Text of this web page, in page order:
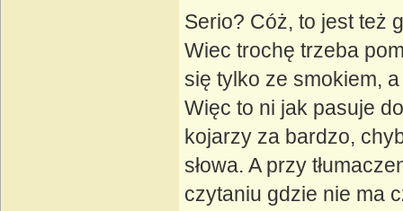
Serio? Cóż, to jest też
Wiec trochę trzeba
się tylko ze smokiem,
Więc to ni jak pasuje
kojarzy za bardzo,
słowa. A przy
czytaniu gdzie nie ma